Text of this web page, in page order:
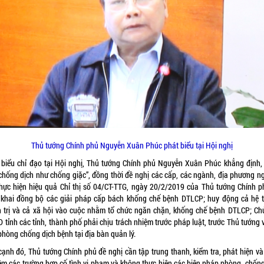
Thủ tướng Chính phủ Nguyễn Xuân Phúc phát biểu tại Hội nghị
chỉ đạo tại Hội nghị, Thủ tướng Chính phủ Nguyễn Xuân Phúc khẳng
dịch như chống giặc”, đồng thời đề nghị các cấp, các ngành, địa phương
hiện hiệu quả Chỉ thị số 04/CT-TTG, ngày 20/2/2019 của Thủ tướng Chính
đồng bộ các giải pháp cấp bách khống chế bệnh DTLCP; huy động cả hệ
trị và cả xã hội vào cuộc nhằm tổ chức ngăn chặn, khống chế bệnh DTLCP;
tỉnh các tỉnh, thành phố phải chịu trách nhiệm trước pháp luật, trước Thủ tướng
chống dịch bệnh tại địa bàn quản lý.
đó, Thủ tướng Chính phủ đề nghị cần tập trung thanh, kiểm tra, phát hiện